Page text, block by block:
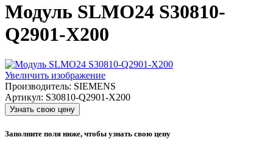
Модуль SLMO24 S30810-
Q2901-X200
Увеличить изображение
Производитель: SIEMENS
Артикул: S30810-Q2901-X200
Узнать свою цену
Заполните поля ниже, чтобы узнать свою цену